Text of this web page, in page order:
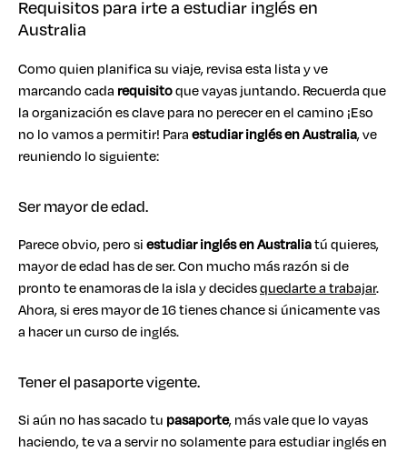
Requisitos para irte a estudiar inglés en
Australia
Como quien planifica su viaje, revisa esta lista y ve
marcando cada requisitoque vayas juntando. Recuerda que
la organización es clave para no perecer en el camino ¡Eso
no lo vamos a permitir! Paraestudiar inglés en Australia, ve
reuniendo lo siguiente:
Ser mayor de edad.
Parece obvio, pero siestudiar inglés en Australiatú quieres,
mayor de edad has de ser. Con mucho más razón si de
pronto te enamoras de la isla y decidesquedarte a trabajar.
Ahora, si eres mayor de 16 tienes chance si únicamente vas
a hacer un curso de inglés.
Tener el pasaporte vigente.
Si aún no has sacado tu pasaporte, más vale que lo vayas
haciendo, te va a servir no solamente para estudiar inglés en